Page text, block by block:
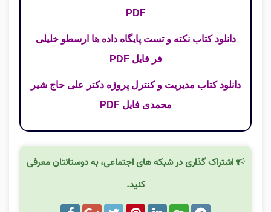
PDF
دانلود کتاب نکته و تست پایگاه داده ها ارسطو خلیلی
فر فایل PDF
دانلود کتاب مدیریت و کنترل پروژه دکتر علی حاج شیر
محمدی فایل PDF
اشتراک گذاری در شبکه های اجتماعی، به دوستانتان معرفی
کنید.